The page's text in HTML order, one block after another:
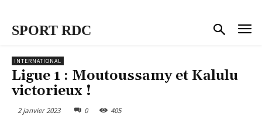
SPORT RDC
INTERNATIONAL
Ligue 1 : Moutoussamy et Kalulu
victorieux !
2 janvier 2023 0 405